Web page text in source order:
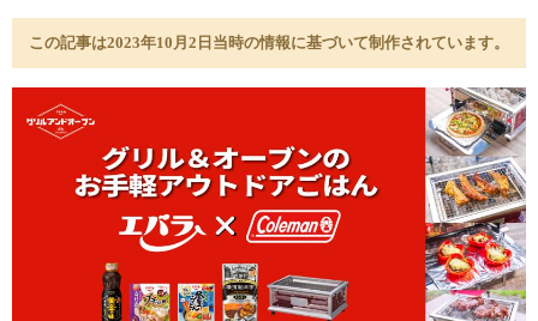
この記事は2023年10月2日当時の情報に基づいて制作されています。